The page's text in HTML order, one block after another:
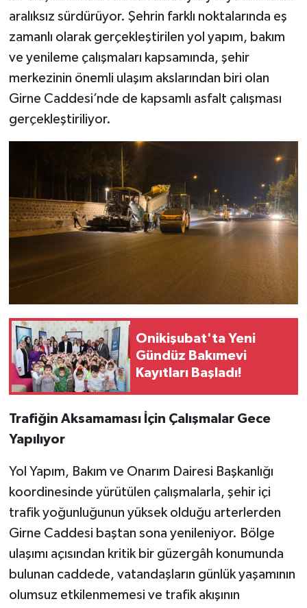
aralıksız sürdürüyor. Şehrin farklı noktalarında eş
zamanlı olarak gerçekleştirilen yol yapım, bakım
ve yenileme çalışmaları kapsamında, şehir
merkezinin önemli ulaşım akslarından biri olan
Girne Caddesi’nde de kapsamlı asfalt çalışması
gerçekleştiriliyor.
Onikişubat'ta Yeni
Gündüz Bakımevi
Kayıtları Başladı!
Trafiğin Aksamaması İçin Çalışmalar Gece
Yapılıyor
Yol Yapım, Bakım ve Onarım Dairesi Başkanlığı
koordinesinde yürütülen çalışmalarla, şehir içi
trafik yoğunluğunun yüksek olduğu arterlerden
Girne Caddesi baştan sona yenileniyor. Bölge
ulaşımı açısından kritik bir güzergâh konumunda
bulunan caddede, vatandaşların günlük yaşamının
olumsuz etkilenmemesi ve trafik akışının